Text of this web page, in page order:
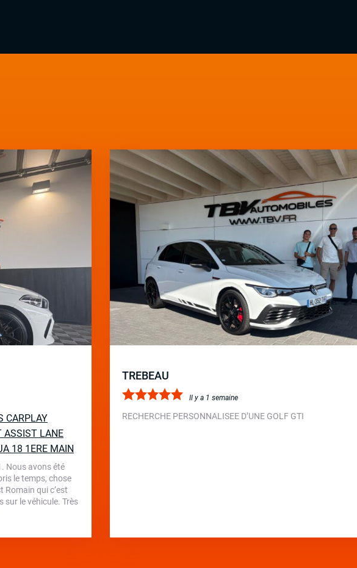
CARPLAY
ASSIST LANE
18 1ERE MAIN
Nous avons été
le temps, chose
Romain qui c’est
sur le véhicule. Très
TREBEAU
Il y a 1 semaine
RECHERCHE PERSONNALISEE D’UNE GOLF GTI